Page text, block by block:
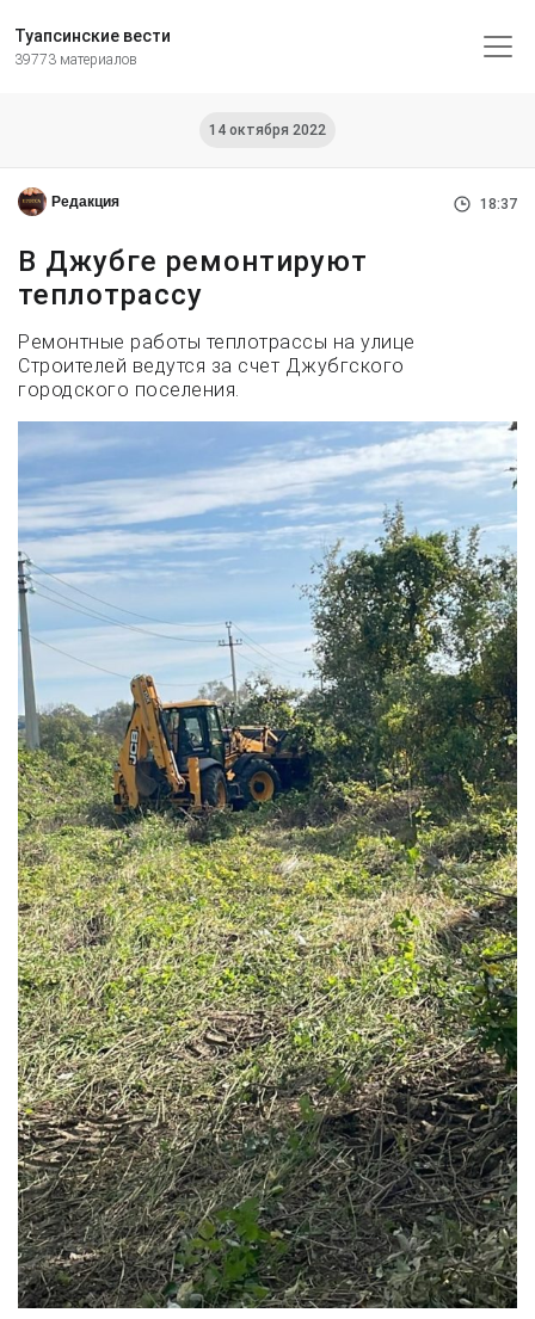
Туапсинские вести
39773 материалов
14 октября 2022
Редакция 18:37
В Джубге ремонтируют
теплотрассу
Ремонтные работы теплотрассы на улице
Строителей ведутся за счет Джубгского
городского поселения.